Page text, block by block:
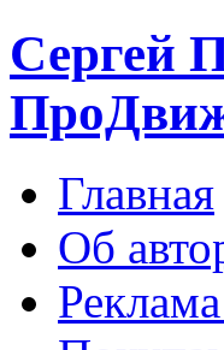
Сергей
Главная
Об